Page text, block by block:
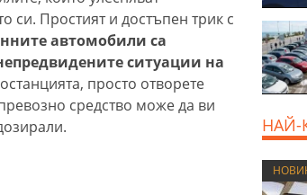
си. Простият и достъпен трик с
автомобили са
ситуации на
просто отворете
средство може да ви
НАЙ-